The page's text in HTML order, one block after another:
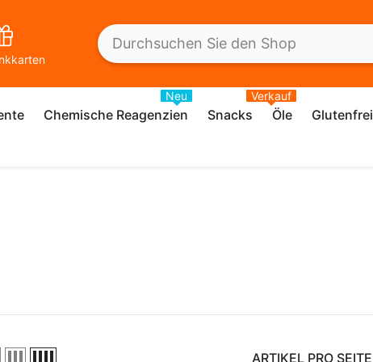
Chemische Reagenzien
Neu
Snacks Öle
Verkauf
ARTIKEL PRO SEITE